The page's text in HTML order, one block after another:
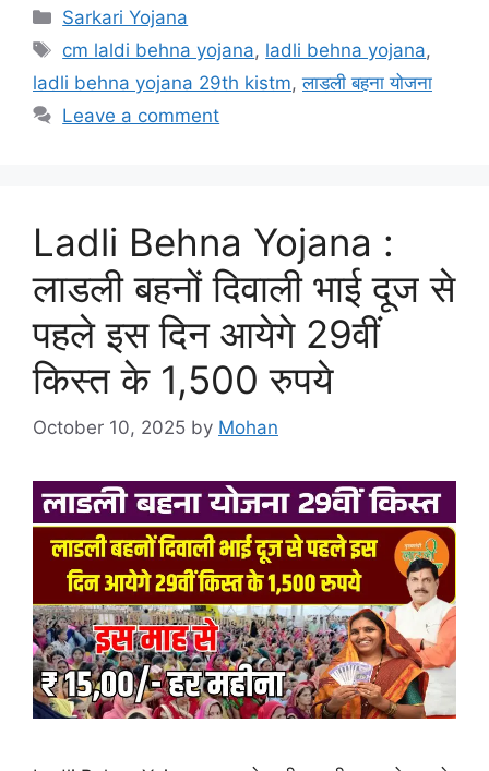
Categories
Sarkari Yojana
Tags
cm laldi behna yojana, ladli behna yojana,
ladli behna yojana 29th kistm,लाडली बहना योजना
Leave a comment
Ladli Behna Yojana :
लाडली बहनों दिवाली भाई दूज से
पहले इस दिन आयेगे 29वीं
किस्त के 1,500 रुपये
October 10, 2025 by Mohan